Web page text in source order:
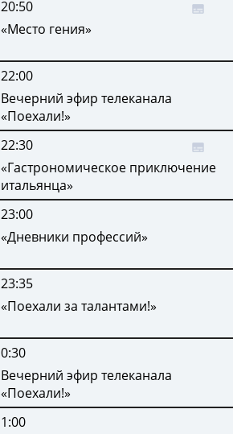
20:50
«Место гения»
22:00
Вечерний эфир телеканала
«Поехали!»
22:30
«Гастрономическое приключение
итальянца»
23:00
«Дневники профессий»
23:35
«Поехали за талантами!»
0:30
Вечерний эфир телеканала
«Поехали!»
1:00